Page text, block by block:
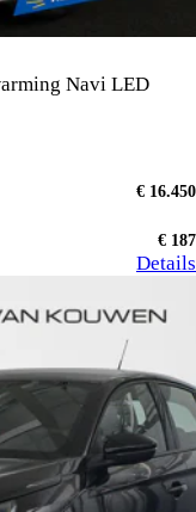
Navi LED
€ 16.450
€ 187
Details